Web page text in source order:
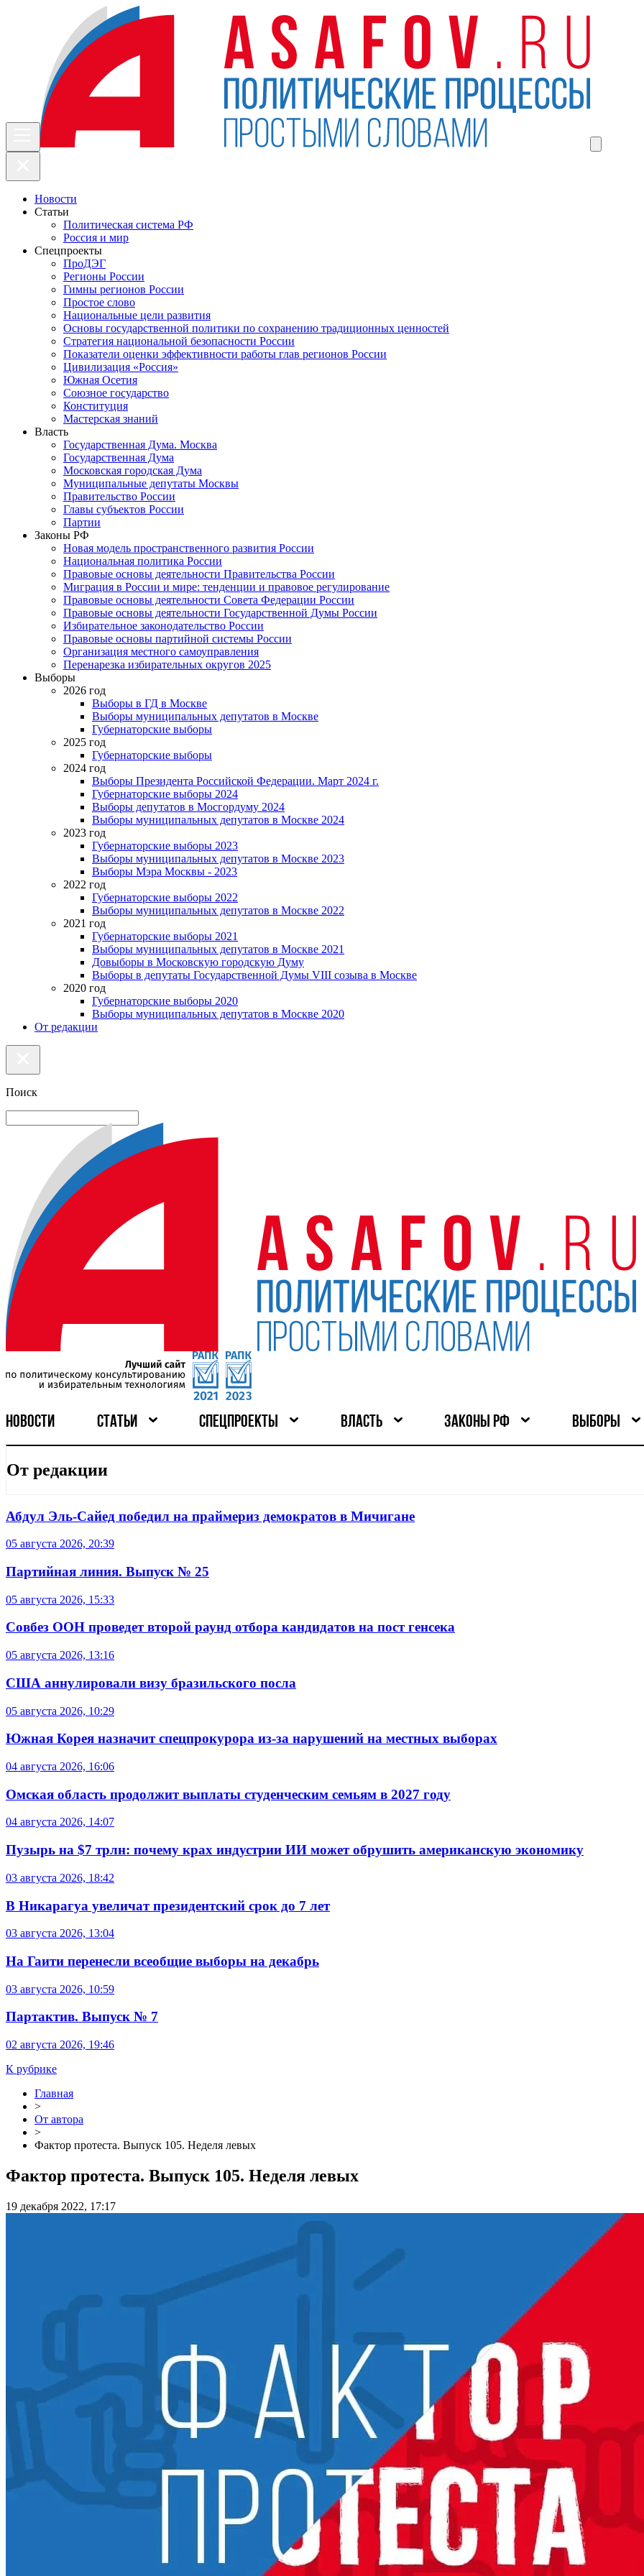
Новости
Статьи
Политическая система РФ
Россия и мир
Спецпроекты
ПроДЭГ
Регионы России
Гимны регионов России
Простое слово
Национальные цели развития
Основы государственной политики по сохранению традиционных ценностей
Стратегия национальной безопасности России
Показатели оценки эффективности работы глав регионов России
Цивилизация «Россия»
Южная Осетия
Союзное государство
Конституция
Мастерская знаний
Власть
Государственная Дума. Москва
Государственная Дума
Московская городская Дума
Муниципальные депутаты Москвы
Правительство России
Главы субъектов России
Партии
Законы РФ
Новая модель пространственного развития России
Национальная политика России
Правовые основы деятельности Правительства России
Миграция в России и мире: тенденции и правовое регулирование
Правовые основы деятельности Совета Федерации России
Правовые основы деятельности Государственной Думы России
Избирательное законодательство России
Правовые основы партийной системы России
Организация местного самоуправления
Перенарезка избирательных округов 2025
Выборы
2026 год
Выборы в ГД в Москве
Выборы муниципальных депутатов в Москве
Губернаторские выборы
2025 год
Губернаторские выборы
2024 год
Выборы Президента Российской Федерации. Март 2024 г.
Губернаторские выборы 2024
Выборы депутатов в Мосгордуму 2024
Выборы муниципальных депутатов в Москве 2024
2023 год
Губернаторские выборы 2023
Выборы муниципальных депутатов в Москве 2023
Выборы Мэра Москвы - 2023
2022 год
Губернаторские выборы 2022
Выборы муниципальных депутатов в Москве 2022
2021 год
Губернаторские выборы 2021
Выборы муниципальных депутатов в Москве 2021
Довыборы в Московскую городскую Думу
Выборы в депутаты Государственной Думы VIII созыва в Москве
2020 год
Губернаторские выборы 2020
Выборы муниципальных депутатов в Москве 2020
От редакции
Поиск
НОВОСТИ СТАТЬИ СПЕЦПРОЕКТЫ ВЛАСТЬ ЗАКОНЫ РФ ВЫБОРЫ
От редакции
Абдул Эль-Сайед победил на праймериз демократов в Мичигане
05 августа 2026, 20:39
Партийная линия. Выпуск № 25
05 августа 2026, 15:33
Совбез ООН проведет второй раунд отбора кандидатов на пост генсека
05 августа 2026, 13:16
США аннулировали визу бразильского посла
05 августа 2026, 10:29
Южная Корея назначит спецпрокурора из-за нарушений на местных выборах
04 августа 2026, 16:06
Омская область продолжит выплаты студенческим семьям в 2027 году
04 августа 2026, 14:07
Пузырь на $7 трлн: почему крах индустрии ИИ может обрушить американскую экономику
03 августа 2026, 18:42
В Никарагуа увеличат президентский срок до 7 лет
03 августа 2026, 13:04
На Гаити перенесли всеобщие выборы на декабрь
03 августа 2026, 10:59
Партактив. Выпуск № 7
02 августа 2026, 19:46
К рубрике
Главная
>
От автора
>
​​Фактор протеста. Выпуск 105. Неделя левых
​​Фактор протеста. Выпуск 105. Неделя левых
19 декабря 2022, 17:17